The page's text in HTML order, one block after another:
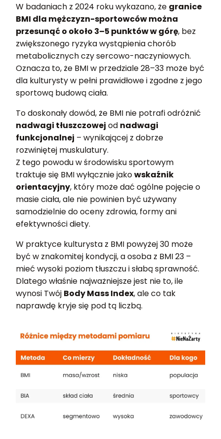
W badaniach z 2024 roku wykazano, że granice
BMI dla mężczyzn-sportowców można
przesunąć o około 3–5 punktów w górę, bez
zwiększonego ryzyka wystąpienia chorób
metabolicznych czy sercowo-naczyniowych.
Oznacza to, że BMI w przedziale 28–33 może być
dla kulturysty w pełni prawidłowe i zgodne z jego
sportową budową ciała.
To doskonały dowód, że BMI nie potrafi odróżnić
nadwagi tłuszczowej od nadwagi
funkcjonalnej – wynikającej z dobrze
rozwiniętej muskulatury.
Z tego powodu w środowisku sportowym
traktuje się BMI wyłącznie jakowskaźnik
orientacyjny, który może dać ogólne pojęcie o
masie ciała, ale nie powinien być używany
samodzielnie do oceny zdrowia, formy ani
efektywności diety.
W praktyce kulturysta z BMI powyżej 30 może
być w znakomitej kondycji, a osoba z BMI 23 –
mieć wysoki poziom tłuszczu i słabą sprawność.
Dlatego właśnie najważniejsze jest nie to, ile
wynosi Twój Body Mass Index, ale co tak
naprawdę kryje się pod tą liczbą.